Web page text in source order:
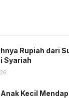
Rupiah dari
Syariah
Kecil